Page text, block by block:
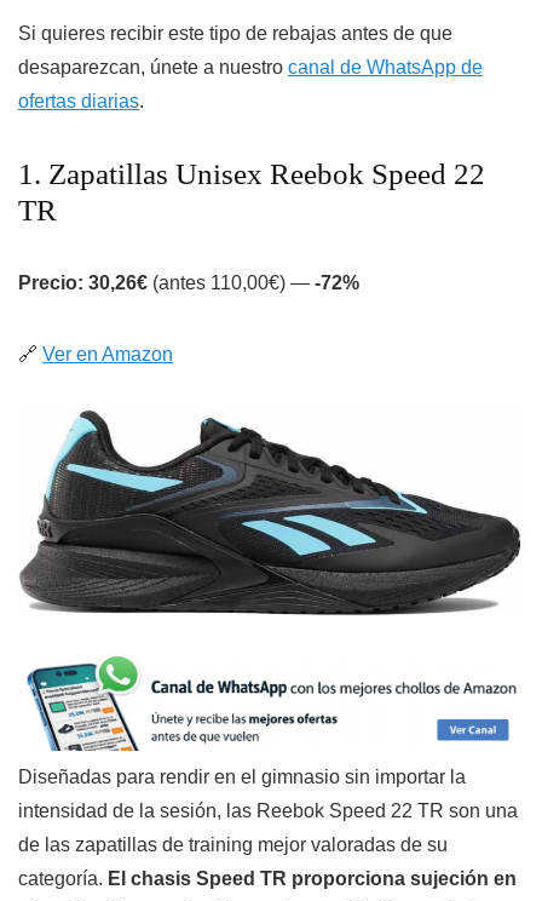
Si quieres recibir este tipo de rebajas antes de que
desaparezcan, únete a nuestro canal de WhatsApp de
ofertas diarias.
1. Zapatillas Unisex Reebok Speed 22
TR
Precio: 30,26€ (antes 110,00€) — -72%
🔗 Ver en Amazon
Diseñadas para rendir en el gimnasio sin importar la
intensidad de la sesión, las Reebok Speed 22 TR son una
de las zapatillas de training mejor valoradas de su
categoría. El chasis Speed TR proporciona sujeción en